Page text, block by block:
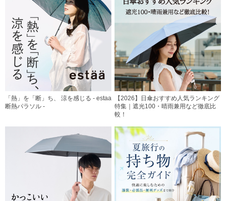
「熱」を「断」ち、 涼を感じる - estaa
断熱パラソル -
【2026】日傘おすすめ人気ランキング
特集｜遮光100・晴雨兼用など徹底比
較！